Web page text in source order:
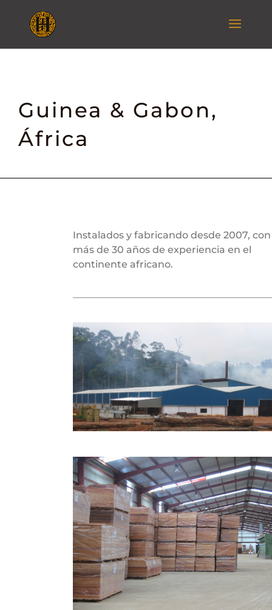
Guinea & Gabon,
África
Instalados y fabricando desde 2007, con
más de 30 años de experiencia en el
continente africano.